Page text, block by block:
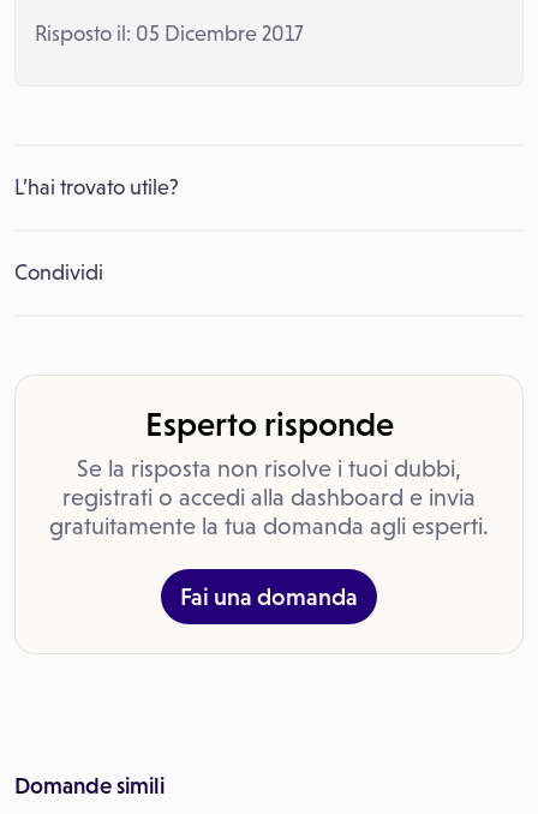
Risposto il: 05 Dicembre 2017
L’hai trovato utile?
Condividi
Esperto risponde
Se la risposta non risolve i tuoi dubbi,
registrati o accedi alla dashboard e invia
gratuitamente la tua domanda agli esperti.
Fai una domanda
Domande simili